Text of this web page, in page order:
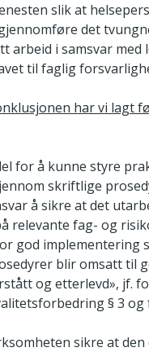
slik at
det
arbeid i samsvar med
til faglig
har vi lagt
for å kunne styre
skriftlige
å sikre at det
relevante fag- og
god implementering
blir omsatt til
og etterlevd», jf.
§ 3 og
sikre at den